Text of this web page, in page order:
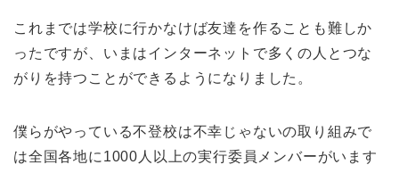
これまでは学校に行かなけば友達を作ることも難しか
ったですが、いまはインターネットで多くの人とつな
がりを持つことができるようになりました。
僕らがやっている不登校は不幸じゃないの取り組みで
は全国各地に1000人以上の実行委員メンバーがいます